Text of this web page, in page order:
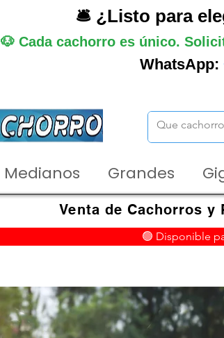
🛎️ ¿Listo para
🐶 Cada cachorro es único.
WhatsApp:
Medianos Grandes
Venta de Cachorros y
🟢 Disponible